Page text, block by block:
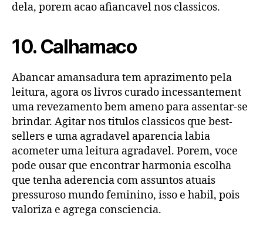
dela, porem acao afiancavel nos classicos.
10. Calhamaco
Abancar amansadura tem aprazimento pela
leitura, agora os livros curado incessantement
uma revezamento bem ameno para assentar-se
brindar. Agitar nos titulos classicos que best-
sellers e uma agradavel aparencia labia
acometer uma leitura agradavel. Porem, voce
pode ousar que encontrar harmonia escolha
que tenha aderencia com assuntos atuais
pressuroso mundo feminino, isso e habil, pois
valoriza e agrega consciencia.